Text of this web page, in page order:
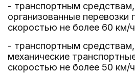
- транспортным
организованные перевозки
скоростью не более 60 км/
- транспортным
механические
скоростью не более 50 км/